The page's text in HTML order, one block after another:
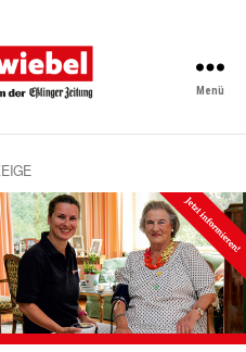
Vereinsforum
Eßlinger
Zeitung
Menü